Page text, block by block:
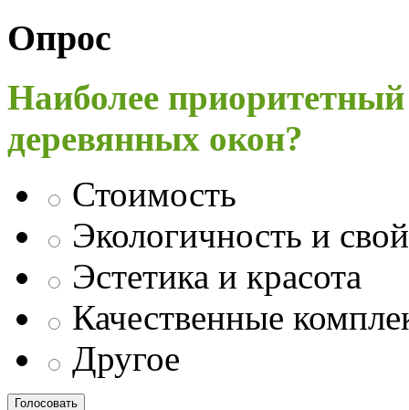
Опрос
Наиболее
деревянных окон?
Стоимость
Экологичность и
Эстетика и красота
Качественные
Другое